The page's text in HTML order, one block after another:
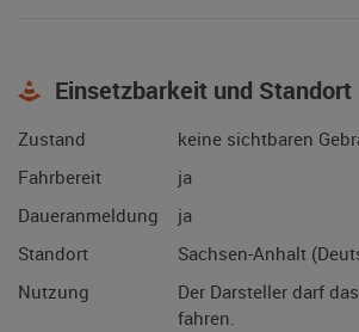
Einsetzbarkeit und Standort
Zustand
keine sichtbaren
Fahrbereit
ja
Daueranmeldung
ja
Standort
Sachsen-Anhalt
Nutzung
Der Darsteller darf
fahren.